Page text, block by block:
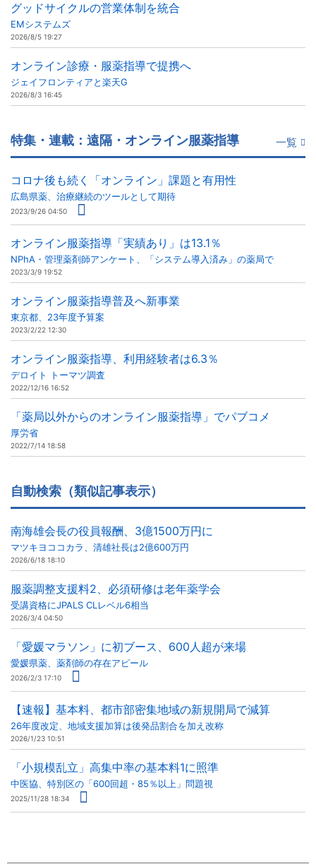
グッドサイクルの営業体制を統合
EMシステムズ
2026/8/5 19:27
オンライン診療・服薬指導で提携へ
ジェイフロンティアと楽天G
2026/8/3 16:45
特集・連載：遠隔・オンライン服薬指導 一覧
コロナ後も続く「オンライン」課題と有用性
広島県薬、治療継続のツールとして期待
2023/9/26 04:50
オンライン服薬指導「実績あり」は13.1％
NPhA・管理薬剤師アンケート、「システム導入済み」の薬局で
2023/3/9 19:52
オンライン服薬指導普及へ新事業
東京都、23年度予算案
2023/2/22 12:30
オンライン服薬指導、利用経験者は6.3％
デロイト トーマツ調査
2022/12/16 16:52
「薬局以外からのオンライン服薬指導」でパブコメ
厚労省
2022/7/14 18:58
自動検索（類似記事表示）
南海雄会長の役員報酬、3億1500万円に
マツキヨココカラ、清雄社長は2億600万円
2026/6/18 18:10
服薬調整支援料2、必須研修は老年薬学会
受講資格にJPALS CLレベル6相当
2026/3/4 04:50
「愛媛マラソン」に初ブース、600人超が来場
愛媛県薬、薬剤師の存在アピール
2026/2/3 17:10
【速報】基本料、都市部密集地域の新規開局で減算
26年度改定、地域支援加算は後発品割合を加え改称
2026/1/23 10:51
「小規模乱立」高集中率の基本料1に照準
中医協、特別区の「600回超・85％以上」問題視
2025/11/28 18:34